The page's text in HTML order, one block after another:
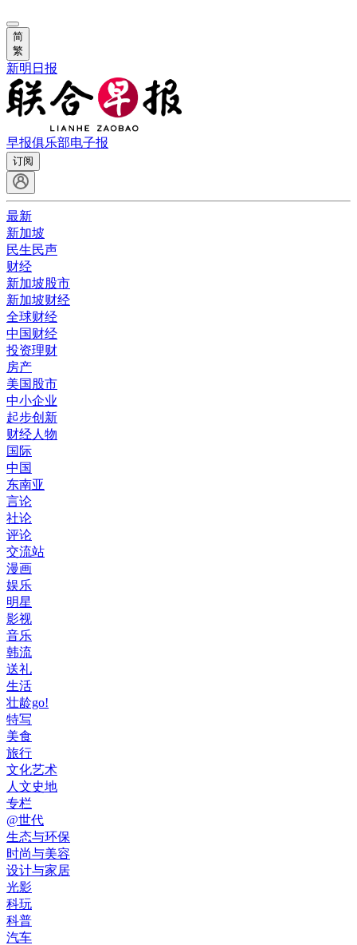
简
繁
新明日报
早报俱乐部电子报
订阅
最新
新加坡
民生民声
财经
新加坡股市
新加坡财经
全球财经
中国财经
投资理财
房产
美国股市
中小企业
起步创新
财经人物
国际
中国
东南亚
言论
社论
评论
交流站
漫画
娱乐
明星
影视
音乐
韩流
送礼
生活
壮龄go!
特写
美食
旅行
文化艺术
人文史地
专栏
@世代
生态与环保
时尚与美容
设计与家居
光影
科玩
科普
汽车